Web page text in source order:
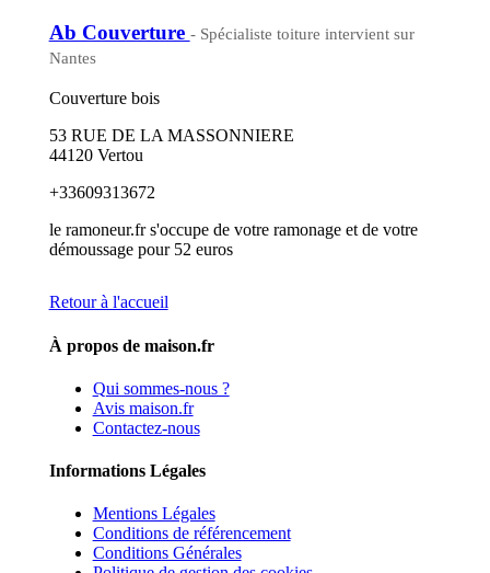
Ab Couverture - Spécialiste toiture intervient sur
Nantes
Couverture bois
53 RUE DE LA MASSONNIERE
44120 Vertou
+33609313672
le ramoneur.fr s'occupe de votre ramonage et de votre
démoussage pour 52 euros
Retour à l'accueil
À propos de maison.fr
Qui sommes-nous ?
Avis maison.fr
Contactez-nous
Informations Légales
Mentions Légales
Conditions de référencement
Conditions Générales